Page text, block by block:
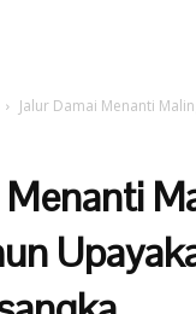
Jalur Damai Menanti